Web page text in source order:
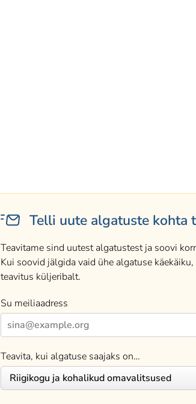
Telli uute algatuste kohta
Teavitame sind uutest algatustest ja soovi
Kui soovid jälgida vaid ühe algatuse
teavitus küljeribalt.
Su meiliaadress
Teavita, kui algatuse saajaks on…